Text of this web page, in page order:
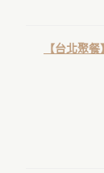
【台北聚餐】